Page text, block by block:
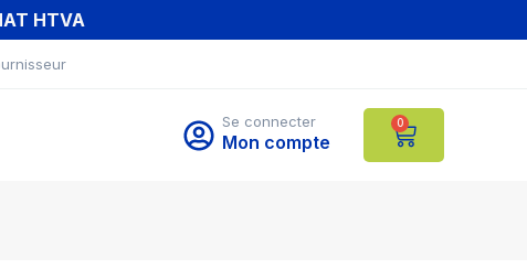
HTVA
Se connecter
Mon compte
0